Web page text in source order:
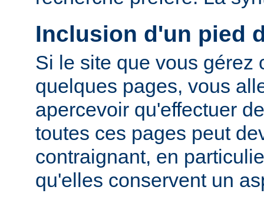
Inclusion d'un pied
Si le site que vous gérez
quelques pages, vous
apercevoir qu'effectuer
toutes ces pages peut
contraignant, en
qu'elles conservent un